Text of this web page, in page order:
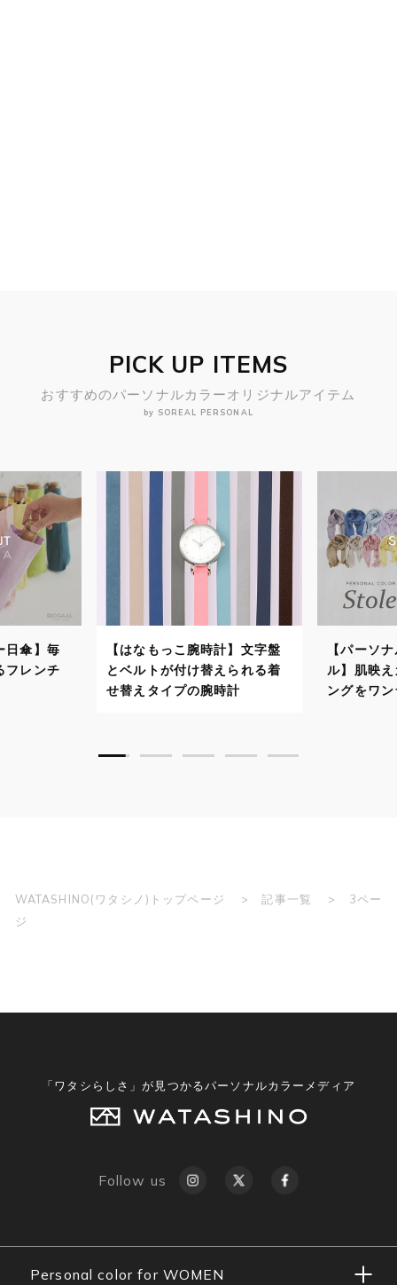
PICK UP ITEMS
おすすめのパーソナルカラーオリジナルアイテム
by SOREAL PERSONAL
】文字盤
られる着
【パーソナルカラーストー
ル】肌映えカラーでスタイリ
ングをワンランクアップ！
【パーソ
自分に似
で顔映り
WATASHINO(ワタシノ)トップページ 記事一覧
3ペー
ジ
「ワタシらしさ」が見つかるパーソナルカラーメディア
Follow us
Personal color for WOMEN